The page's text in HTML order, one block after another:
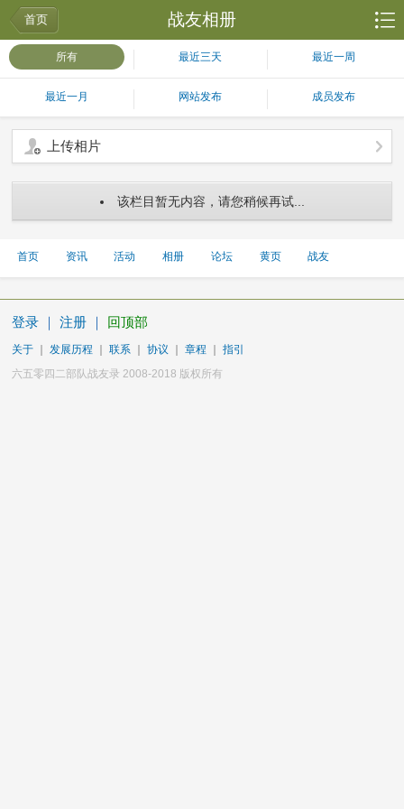
首页 战友相册
所有 最近三天 最近一周
最近一月 网站发布 成员发布
上传相片
该栏目暂无内容，请您稍候再试...
首页 资讯 活动 相册 论坛 黄页 战友
登录 ｜ 注册 ｜ 回顶部
关于 发展历程 联系 协议 章程
指引
六五零四二部队战友录 2008-2018 版权所有